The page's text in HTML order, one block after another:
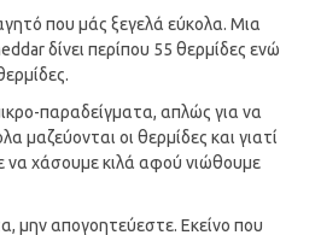
που μάς ξεγελά εύκολα. Μια
δίνει περίπου 55 θερμίδες ενώ
παραδείγματα, απλώς για να
μαζεύονται οι θερμίδες και γιατί
να χάσουμε κιλά αφού νιώθουμε
μην απογοητεύεστε. Εκείνο που